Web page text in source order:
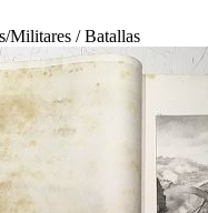
/Militares / Batallas